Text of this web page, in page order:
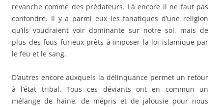
revanche comme des prédateurs. Là encore il ne faut pas
confondre. Il y a parmi eux les fanatiques d’une religion
qu’ils voudraient voir dominante sur notre sol, mais de
plus des fous furieux prêts à imposer la loi islamique par
le feu et le sang.
D’autres encore auxquels la délinquance permet un retour
à l’état tribal. Tous ces déviants ont en commun un
mélange de haine, de mépris et de jalousie pour nous